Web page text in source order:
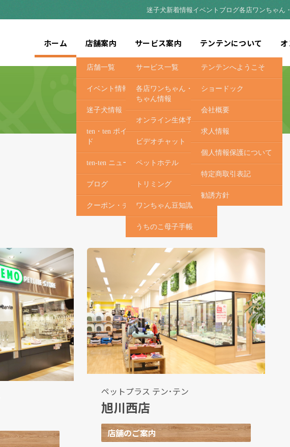
迷子犬新着情報イベント ブログ各店ワンちゃん
ホーム 店舗案内
店舗一覧
イベント情報
迷子犬情報
ten・ten ポイントカー
ド
ten-ten ニュース
ブログ
クーポン・チラシ
サービス案内
サービス一覧
各店ワンちゃん・ネコ
ちゃん情報
オンライン生体予約
ビデオチャット
ペットホテル
トリミング
ワンちゃん豆知識
うちのこ母子手帳
テンテンについて
テンテンへようこそ
ショードック
会社概要
求人情報
個人情報保護について
特定商取引表記
勧誘方針
ペットプラス テン･テン
旭川西店
店舗のご案内